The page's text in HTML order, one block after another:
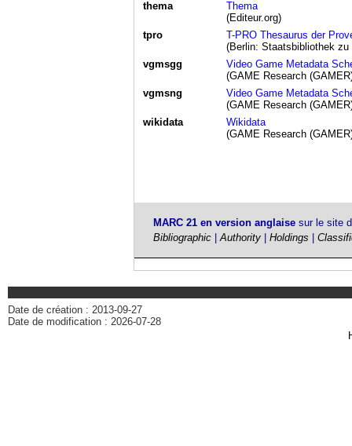
thema
Thema
(Editeur.org)
tpro
T-PRO Thesaurus der
(Berlin: Staatsbibliothek
vgmsgg
Video Game Metadata
(GAME Research
vgmsng
Video Game Metadata
(GAME Research
wikidata
Wikidata
(GAME Research
MARC 21 en version anglaisesur le site
Bibliographic| Authority| Holdings
Date de création : 2013-09-27
Date de modification : 2026-07-28